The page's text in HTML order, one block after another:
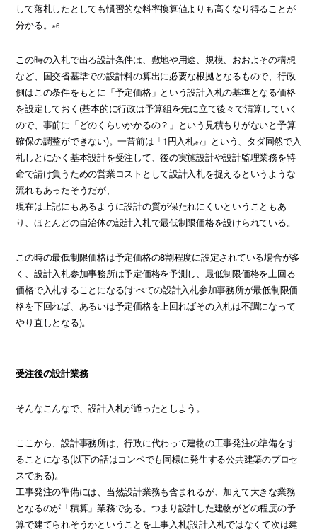
して落札したとしても慣習的な料率換算値よりも高くなり得ることが
分かる。※6
この時の入札で出る設計条件は、敷地や用途、規模、おおよその構想
など、国交省基準での設計料の算出に必要な根拠となるもので、行政
側はこの条件をもとに「予定価格」という設計入札の基準となる価格
を設定しておく(基本的に行政は予算組を先に立て後々で清算していく
ので、事前に「どのくらいかかるの？」という見積もりがないと予算
確保の調整ができない)。一昔前は「1円入札※7」という、タダ同然で入
札しとにかく基本設計を受注して、後の実施設計や設計監理業務を特
命で請け負うための営業コストとして設計入札を捉えるというような
流れもあったそうだが、
現在は上記にもあるように設計の質が保たれにくいということもあ
り、ほとんどの自治体の設計入札で最低制限価格を設けられている。
この時の最低制限価格は予定価格の8割程度に設定されている場合が多
く、設計入札参加事務所は予定価格を予測し、最低制限価格を上回る
価格で入札することになる(すべての設計入札参加事務所が最低制限価
格を下回れば、あるいは予定価格を上回ればその入札は不調になって
やり直しとなる)。
受注後の設計業務
そんなこんなで、設計入札が通ったとしよう。
ここから、設計事務所は、行政に代わって建物の工事発注の準備をす
ることになる(以下の話はコンペでも同様に発生する公共建築のプロセ
スである)。
工事発注の準備には、当然設計業務も含まれるが、加えて大きな業務
となるのが「積算」業務である。つまり設計した建物がどの程度の予
算で建てられそうかということを工事入札(設計入札ではなくて次は建